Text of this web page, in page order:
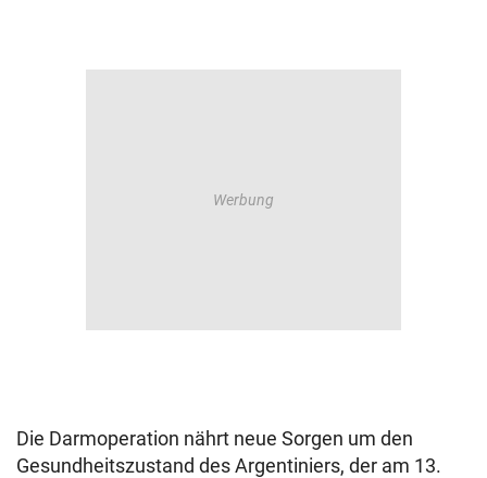
Die Darmoperation nährt neue Sorgen um den
Gesundheitszustand des Argentiniers, der am 13.